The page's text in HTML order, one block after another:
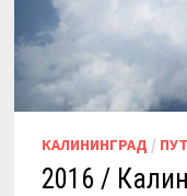
КАЛИНИНГРАД /
2016 /